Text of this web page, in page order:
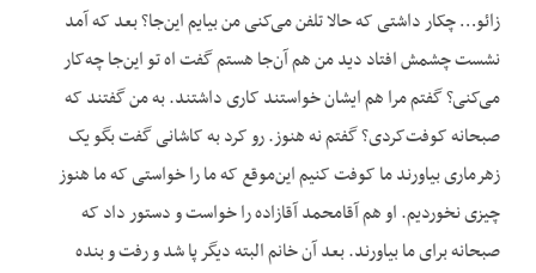
زائو… چکار داشتی که حالا تلفن می‌کنی من بیایم این‌جا؟ بعد که آمد
نشست چشمش افتاد دید من هم آن‌جا هستم گفت اه تو این‌جا چه‌کار
می‌کنی؟ گفتم مرا هم ایشان خواستند کاری داشتند. به من گفتند که
صبحانه کوفت‌کردی؟ گفتم نه هنوز. رو کرد به کاشانی گفت بگو یک
زهرماری بیاورند ما کوفت کنیم این‌موقع که ما را خواستی که ما هنوز
چیزی نخوردیم. او هم آقامحمد آقازاده را خواست و دستور داد که
صبحانه برای ما بیاورند. بعد آن خانم البته دیگر پا شد و رفت و بنده